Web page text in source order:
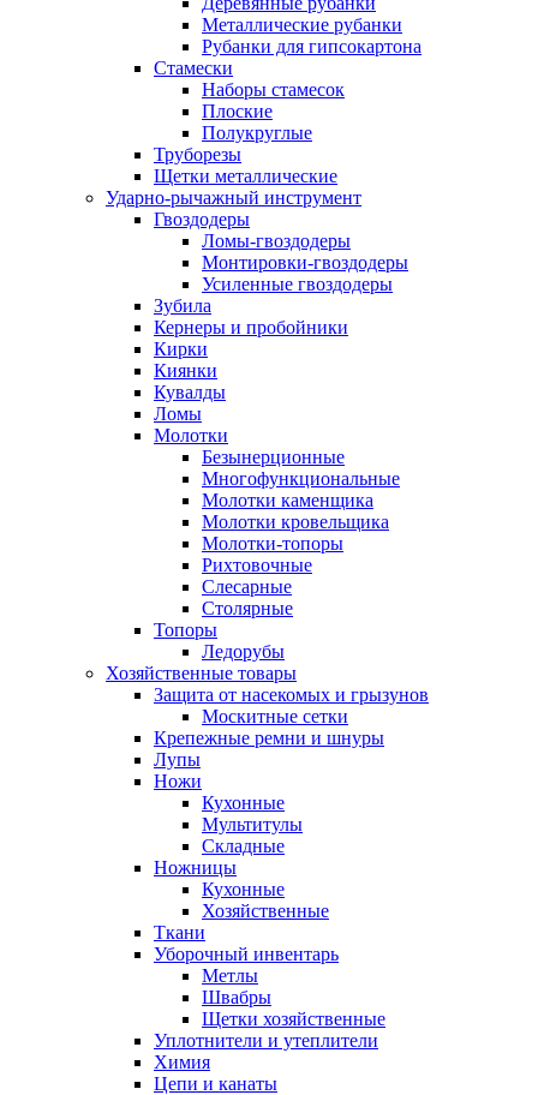
Металлические рубанки
Рубанки для гипсокартона
Стамески
Наборы стамесок
Плоские
Полукруглые
Труборезы
Щетки металлические
Ударно-рычажный инструмент
Гвоздодеры
Ломы-гвоздодеры
Монтировки-гвоздодеры
Усиленные гвоздодеры
Зубила
Кернеры и пробойники
Кирки
Киянки
Кувалды
Ломы
Молотки
Безынерционные
Многофункциональные
Молотки каменщика
Молотки кровельщика
Молотки-топоры
Рихтовочные
Слесарные
Столярные
Топоры
Ледорубы
Хозяйственные товары
Защита от насекомых и грызунов
Москитные сетки
Крепежные ремни и шнуры
Лупы
Ножи
Кухонные
Мультитулы
Складные
Ножницы
Кухонные
Хозяйственные
Ткани
Уборочный инвентарь
Метлы
Швабры
Щетки хозяйственные
Уплотнители и утеплители
Химия
Цепи и канаты